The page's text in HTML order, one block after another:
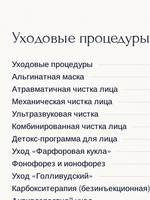
Уходовые процедуры
Уходовые процедуры
Альгинатная маска
Атравматичная чистка лица
Механическая чистка лица
Ультразвуковая чистка
Комбинированная чистка лица
Детокс-программа для лица
Уход «Фарфоровая кукла»
Фонофорез и ионофорез
Уход «Голливудский»
Карбокситерапия (безинъекционная)